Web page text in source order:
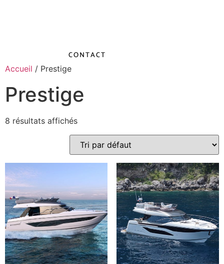
CONTACT
Accueil / Prestige
Prestige
8 résultats affichés